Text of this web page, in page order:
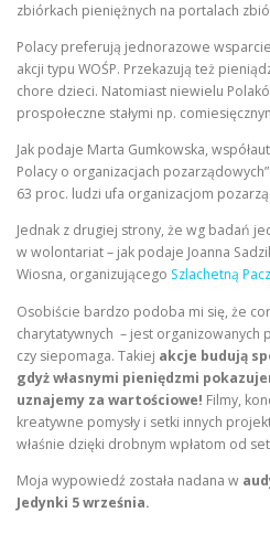
zbiórkach pieniężnych na portalach
Polacy preferują jednorazowe
akcji typu WOŚP. Przekazują też
chore dzieci. Natomiast niewielu
prospołeczne stałymi np.
Jak podaje Marta Gumkowska,
Polacy o organizacjach
63 proc. ludzi ufa organizacjom
Jednak z drugiej strony, że wg badań
w wolontariat – jak podaje Joanna
Wiosna, organizującego Szlachetną
Osobiście bardzo podoba mi się, że
charytatywnych – jest organizowanych
czy siepomaga. Takiej akcje budują
gdyż własnymi pieniędzmi
uznajemy za wartościowe! Filmy,
kreatywne pomysły i setki innych
właśnie dzięki drobnym wpłatom od
Moja wypowiedź została nadana w
Jedynki 5 września.